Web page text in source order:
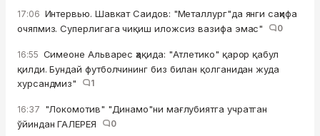
17:06 Интервью. Шавкат Саидов: "Металлург"да янги саҳифа
очяпмиз. Суперлигага чиқиш иложсиз вазифа эмас"
0
16:55 Симеоне Альварес ҳақида: "Атлетико" қарор қабул
қилди. Бундай футболчининг биз билан қолганидан жуда
хурсандмиз"
1
16:37 "Локомотив" "Динамо"ни мағлубиятга учратган
ўйиндан ГАЛЕРЕЯ
0